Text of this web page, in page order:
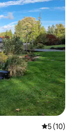
5 (10)